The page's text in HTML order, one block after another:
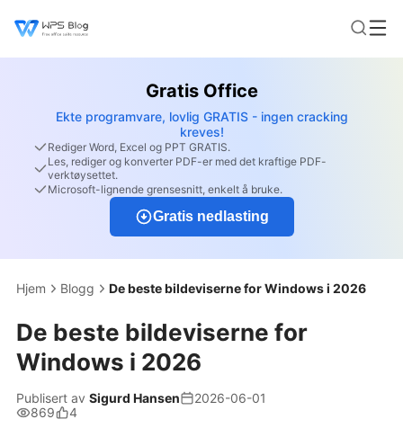
Gratis Office
Ekte programvare, lovlig GRATIS - ingen cracking
kreves!
Rediger Word, Excel og PPT GRATIS.
Les, rediger og konverter PDF-er med det kraftige PDF-
verktøysettet.
Microsoft-lignende grensesnitt, enkelt å bruke.
Gratis nedlasting
Hjem Blogg De beste bildeviserne for Windows i 2026
De beste bildeviserne for
Windows i 2026
Publisert av Sigurd Hansen
2026-06-01
869
4